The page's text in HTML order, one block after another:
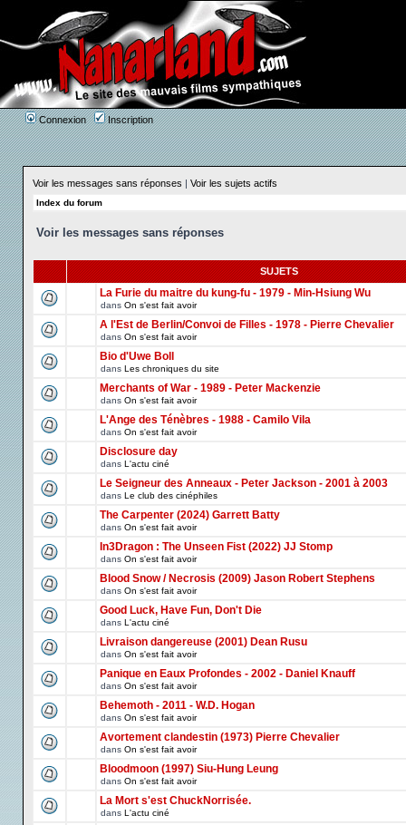
Connexion Inscription
Voir les messages sans réponses | Voir les sujets actifs
Index du forum
Voir les messages sans réponses
SUJETS
La Furie du maitre du kung-fu - 1979 - Min-Hsiung Wu
dans On s'est fait avoir
A l'Est de Berlin/Convoi de Filles - 1978 - Pierre Chevalier
dans On s'est fait avoir
Bio d'Uwe Boll
dans Les chroniques du site
Merchants of War - 1989 - Peter Mackenzie
dans On s'est fait avoir
L'Ange des Ténèbres - 1988 - Camilo Vila
dans On s'est fait avoir
Disclosure day
dans L'actu ciné
Le Seigneur des Anneaux - Peter Jackson - 2001 à 2003
dans Le club des cinéphiles
The Carpenter (2024) Garrett Batty
dans On s'est fait avoir
In3Dragon : The Unseen Fist (2022) JJ Stomp
dans On s'est fait avoir
Blood Snow / Necrosis (2009) Jason Robert Stephens
dans On s'est fait avoir
Good Luck, Have Fun, Don't Die
dans L'actu ciné
Livraison dangereuse (2001) Dean Rusu
dans On s'est fait avoir
Panique en Eaux Profondes - 2002 - Daniel Knauff
dans On s'est fait avoir
Behemoth - 2011 - W.D. Hogan
dans On s'est fait avoir
Avortement clandestin (1973) Pierre Chevalier
dans On s'est fait avoir
Bloodmoon (1997) Siu-Hung Leung
dans On s'est fait avoir
La Mort s'est ChuckNorrisée.
dans L'actu ciné